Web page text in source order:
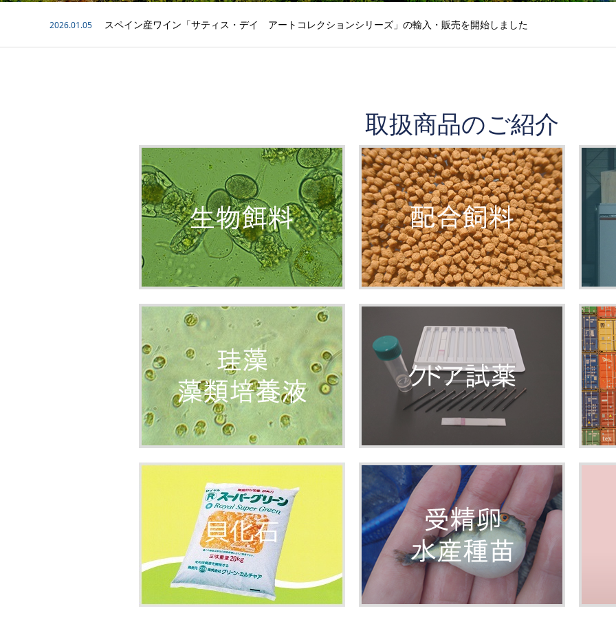
2026.01.05 スペイン産ワイン「サティス・デイ アートコレクションシリーズ」の輸入・販売を開始しました
第35回ACNフォーラム ご参加頂きありがとうございました
健康経営優良法人2026（中小規模法人部門）を認定授与致しました
取扱商品のご紹介